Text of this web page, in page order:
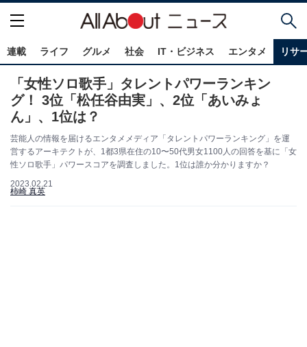
連載 ライフ グルメ 社会 IT・ビジネス エンタメ リサ
「女性ソロ歌手」タレントパワーランキン
グ！ 3位「松任谷由実」、2位「あいみょ
ん」、1位は？
芸能人の情報を届けるエンタメメディア「タレントパワーランキング」を運
営するアーキテクトが、1都3県在住の10〜50代男女1100人の回答を基に「女
性ソロ歌手」パワースコアを調査しました。1位は誰か分かりますか？
2023.02.21
柿崎 真英